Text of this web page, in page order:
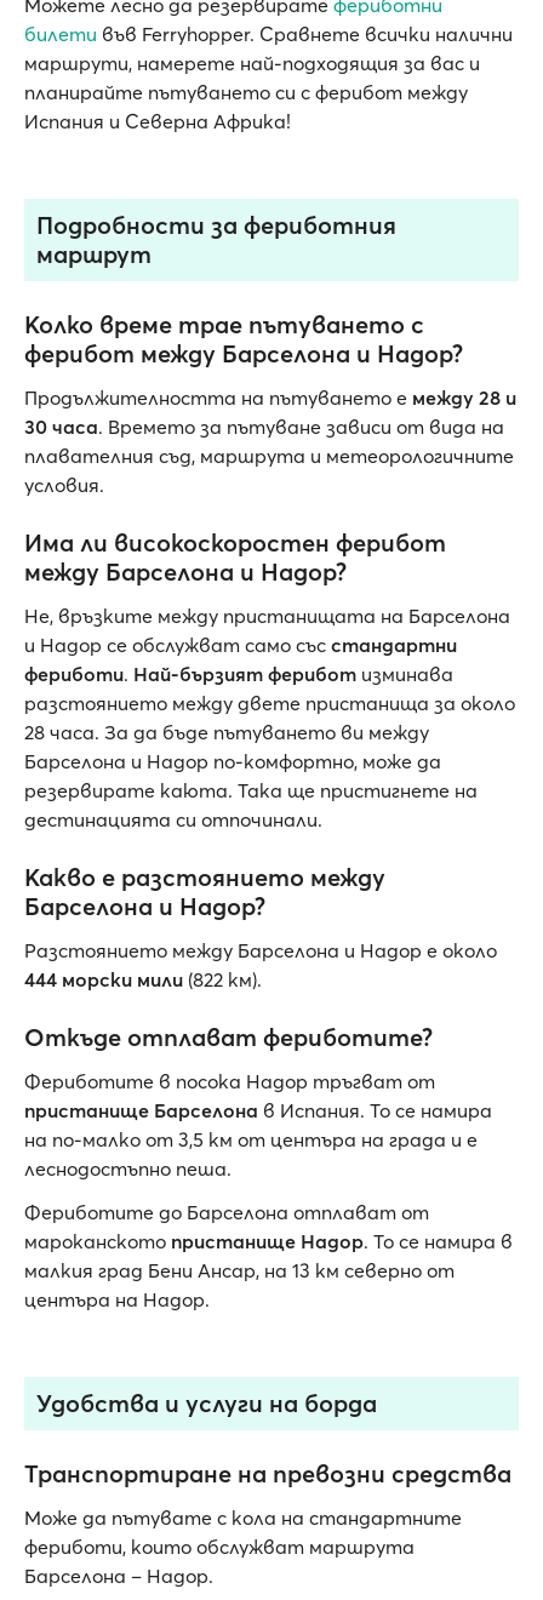
Можете лесно да резервирате фериботни
билети във Ferryhopper. Сравнете всички налични
маршрути, намерете най-подходящия за вас и
планирайте пътуването си с ферибот между
Испания и Северна Африка!
Подробности за фериботния
маршрут
Колко време трае пътуването с
ферибот между Барселона и Надор?
Продължителността на пътуването е между 28 и
30 часа. Времето за пътуване зависи от вида на
плавателния съд, маршрута и метеорологичните
условия.
Има ли високоскоростен ферибот
между Барселона и Надор?
Не, връзките между пристанищата на Барселона
и Надор се обслужват само със стандартни
фериботи. Най-бързият ферибот изминава
разстоянието между двете пристанища за около
28 часа. За да бъде пътуването ви между
Барселона и Надор по-комфортно, може да
резервирате каюта. Така ще пристигнете на
дестинацията си отпочинали.
Какво е разстоянието между
Барселона и Надор?
Разстоянието между Барселона и Надор е около
444 морски мили (822 км).
Откъде отплават фериботите?
Фериботите в посока Надор тръгват от
пристанище Барселона в Испания. То се намира
на по-малко от 3,5 км от центъра на града и е
леснодостъпно пеша.
Фериботите до Барселона отплават от
мароканското пристанище Надор. То се намира в
малкия град Бени Ансар, на 13 км северно от
центъра на Надор.
Удобства и услуги на борда
Транспортиране на превозни средства
Може да пътувате с кола на стандартните
фериботи, които обслужват маршрута
Барселона – Надор.